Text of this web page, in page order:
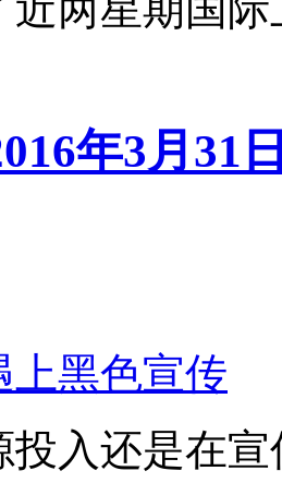
年3月31
上黑色宣传
投入还是在